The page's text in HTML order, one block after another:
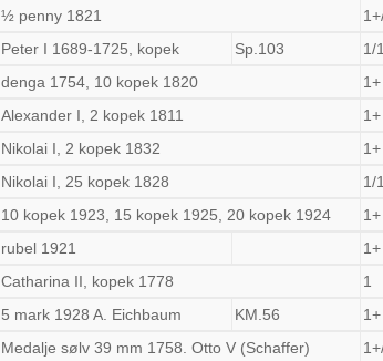
½ penny 1821
Peter I 1689-1725, kopek Sp.103 1/
denga 1754, 10 kopek 1820 1+
Alexander I, 2 kopek 1811 1+
Nikolai I, 2 kopek 1832 1+
Nikolai I, 25 kopek 1828 1/
10 kopek 1923, 15 kopek 1925, 20 kopek 1924 1+
rubel 1921 1+
Catharina II, kopek 1778 1
5 mark 1928 A. Eichbaum KM.56 1+
Medalje sølv 39 mm 1758. Otto V (Schaffer)